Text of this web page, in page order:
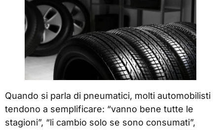
Quando si parla di pneumatici, molti automobilisti
tendono a semplificare: “vanno bene tutte le
stagioni”, “li cambio solo se sono consumati”,